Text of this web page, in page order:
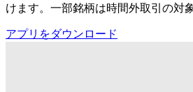
けます。一部銘柄は時間外取引の対
アプリをダウンロード